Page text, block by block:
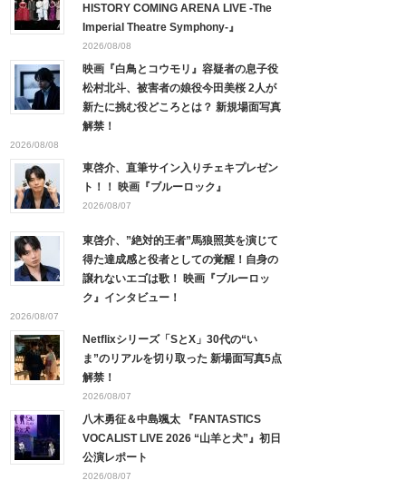
HISTORY COMING ARENA LIVE -The
Imperial Theatre Symphony-』
2026/08/08
映画『白鳥とコウモリ』容疑者の息子役
松村北斗、被害者の娘役今田美桜 2人が
新たに挑む役どころとは？ 新規場面写真
解禁！
2026/08/08
東啓介、直筆サイン入りチェキプレゼン
ト！！ 映画『ブルーロック』
2026/08/07
東啓介、”絶対的王者”馬狼照英を演じて
得た達成感と役者としての覚醒！自身の
譲れないエゴは歌！ 映画『ブルーロッ
ク』インタビュー！
2026/08/07
Netflixシリーズ「SとX」30代の“い
ま”のリアルを切り取った 新場面写真5点
解禁！
2026/08/07
八木勇征＆中島颯太 『FANTASTICS
VOCALIST LIVE 2026 “山羊と犬”』初日
公演レポート
2026/08/07